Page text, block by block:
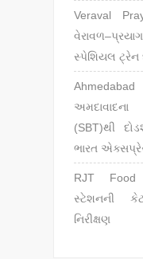
Veraval
સ્પેશિયલ ટ્રેન
(SBT)થી
ભારત
RJT Food
સ્ટેશનની
નિરીક્ષણ